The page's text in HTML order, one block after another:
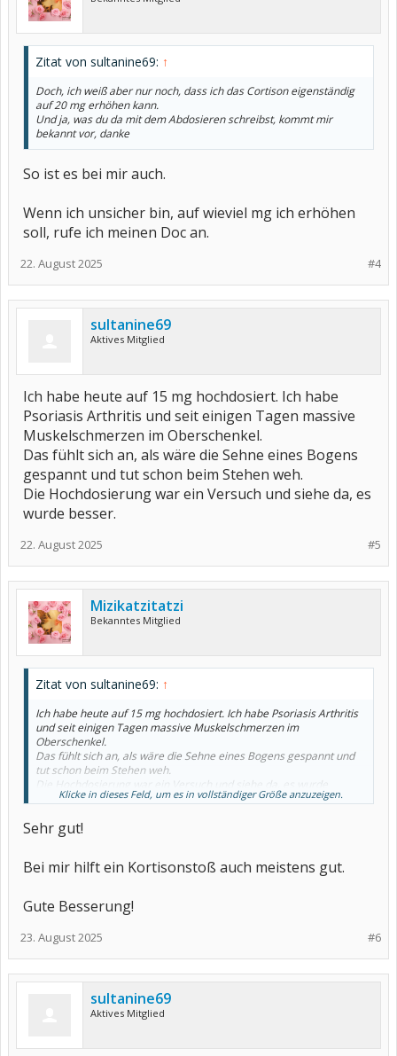
Zitat von sultanine69: ↑
Doch, ich weiß aber nur noch, dass ich das Cortison eigenständig
auf 20 mg erhöhen kann.
Und ja, was du da mit dem Abdosieren schreibst, kommt mir
bekannt vor, danke
So ist es bei mir auch.
Wenn ich unsicher bin, auf wieviel mg ich erhöhen
soll, rufe ich meinen Doc an.
#4
22. August 2025
sultanine69
Aktives Mitglied
Ich habe heute auf 15 mg hochdosiert. Ich habe
Psoriasis Arthritis und seit einigen Tagen massive
Muskelschmerzen im Oberschenkel.
Das fühlt sich an, als wäre die Sehne eines Bogens
gespannt und tut schon beim Stehen weh.
Die Hochdosierung war ein Versuch und siehe da, es
wurde besser.
#5
22. August 2025
Mizikatzitatzi
Bekanntes Mitglied
Zitat von sultanine69: ↑
Ich habe heute auf 15 mg hochdosiert. Ich habe Psoriasis Arthritis
und seit einigen Tagen massive Muskelschmerzen im
Oberschenkel.
Das fühlt sich an, als wäre die Sehne eines Bogens gespannt und
tut schon beim Stehen weh.
Die Hochdosierung war ein Versuch und siehe da, es wurde
besser.Klicke in dieses Feld, um es in vollständiger Größe anzuzeigen.
Sehr gut!
Bei mir hilft ein Kortisonstoß auch meistens gut.
Gute Besserung!
#6
23. August 2025
sultanine69
Aktives Mitglied